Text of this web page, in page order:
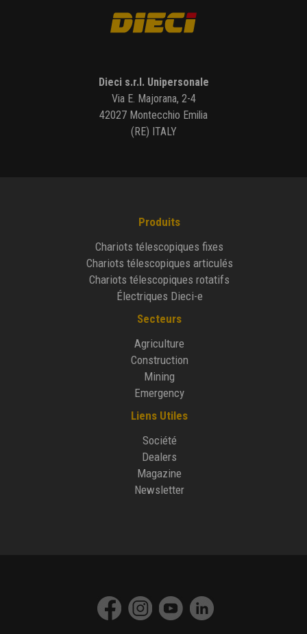
Dieci s.r.l. Unipersonale
Via E. Majorana, 2-4
42027 Montecchio Emilia
(RE) ITALY
Produits
Chariots télescopiques fixes
Chariots télescopiques articulés
Chariots télescopiques rotatifs
Électriques Dieci-e
Secteurs
Agriculture
Construction
Mining
Emergency
Liens Utiles
Société
Dealers
Magazine
Newsletter